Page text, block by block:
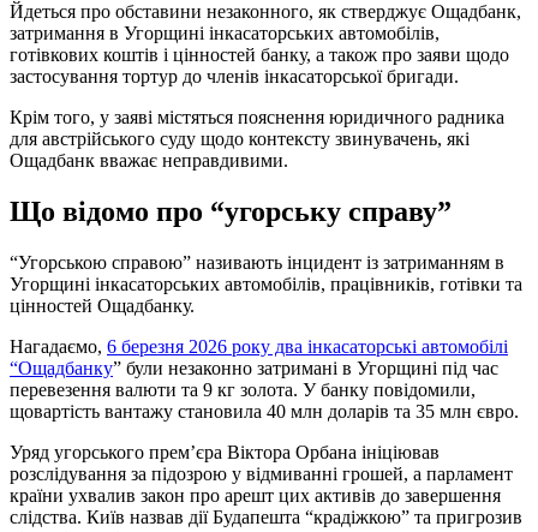
Йдеться про обставини незаконного, як стверджує Ощадбанк,
затримання в Угорщині інкасаторських автомобілів,
готівкових коштів і цінностей банку, а також про заяви щодо
застосування тортур до членів інкасаторської бригади.
Крім того, у заяві містяться пояснення юридичного радника
для австрійського суду щодо контексту звинувачень, які
Ощадбанк вважає неправдивими.
Що відомо про “угорську справу”
“Угорською справою” називають інцидент із затриманням в
Угорщині інкасаторських автомобілів, працівників, готівки та
цінностей Ощадбанку.
Нагадаємо, 6 березня 2026 року два інкасаторські автомобілі
“Ощадбанку” були незаконно затримані в Угорщині під час
перевезення валюти та 9 кг золота. У банку повідомили,
щовартість вантажу становила 40 млн доларів та 35 млн євро.
Уряд угорського прем’єра Віктора Орбана ініціював
розслідування за підозрою у відмиванні грошей, а парламент
країни ухвалив закон про арешт цих активів до завершення
слідства. Київ назвав дії Будапешта “крадіжкою” та пригрозив